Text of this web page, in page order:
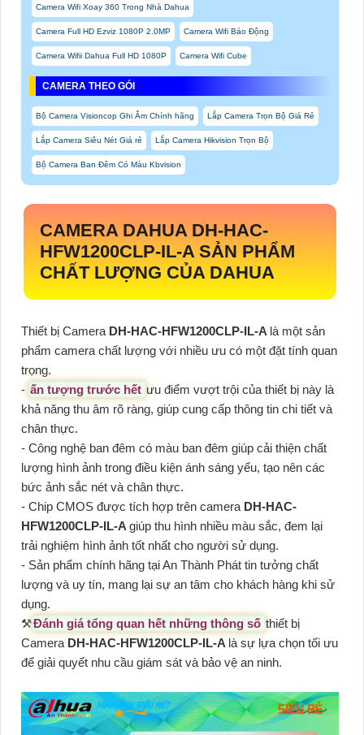
Camera Wifi Xoay 360 Trong Nhà Dahua
Camera Full HD Ezviz 1080P 2.0MP Camera Wifi Báo Động
Camera Wifii Dahua Full HD 1080P Camera Wifi Cube
CAMERA THEO GÓI
Bộ Camera Visioncop Ghi Âm Chính hãng Lắp Camera Trọn Bộ Giá Rẻ
Lắp Camera Siêu Nét Giá rẻ Lắp Camera Hikvision Trọn Bộ
Bộ Camera Ban Đêm Có Màu Kbvision
CAMERA DAHUA DH-HAC-
HFW1200CLP-IL-A SẢN PHẨM
CHẤT LƯỢNG CỦA DAHUA
Thiết bị Camera DH-HAC-HFW1200CLP-IL-A là một sản
phẩm camera chất lượng với nhiều ưu có một đặt tính quan
trọng.
- ấn tượng trước hết ưu điểm vượt trội của thiết bị này là
khả năng thu âm rõ ràng, giúp cung cấp thông tin chi tiết và
chân thực.
- Công nghệ ban đêm có màu ban đêm giúp cải thiện chất
lượng hình ảnh trong điều kiện ánh sáng yếu, tạo nên các
bức ảnh sắc nét và chân thực.
- Chip CMOS được tích hợp trên camera DH-HAC-
HFW1200CLP-IL-A giúp thu hình nhiều màu sắc, đem lại
trải nghiệm hình ảnh tốt nhất cho người sử dụng.
- Sản phẩm chính hãng tại An Thành Phát tin tưởng chất
lượng và uy tín, mang lại sự an tâm cho khách hàng khi sử
dụng.
⚒Đánh giá tổng quan hết những thông số thiết bị
Camera DH-HAC-HFW1200CLP-IL-A là sự lựa chọn tối ưu
để giải quyết nhu cầu giám sát và bảo vệ an ninh.